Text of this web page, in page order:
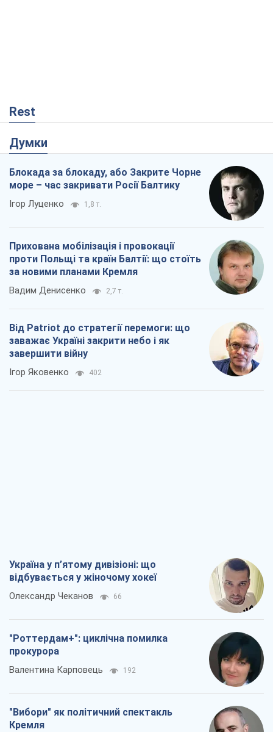
Rest
Думки
Блокада за блокаду, або Закрите Чорне
море – час закривати Росії Балтику
Ігор Луценко 1,8 т.
Прихована мобілізація і провокації
проти Польщі та країн Балтії: що стоїть
за новими планами Кремля
Вадим Денисенко 2,7 т.
Від Patriot до стратегії перемоги: що
заважає Україні закрити небо і як
завершити війну
Ігор Яковенко 402
Україна у п’ятому дивізіоні: що
відбувається у жіночому хокеї
Олександр Чеканов 66
"Роттердам+": циклічна помилка
прокурора
Валентина Карповець 192
"Вибори" як політичний спектакль
Кремля